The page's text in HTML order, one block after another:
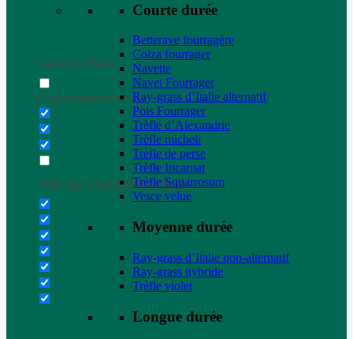
Generic filters
Exact matches only
Filter by Custom Post Type
Courte durée
Betterave fourragère
Colza fourrager
Navette
Navet Fourrager
Ray-grass d’Italie alternatif
Pois Fourrager
Trèfle d’Alexandrie
Trèfle micheli
Trèfle de perse
Trèfle Incarnat
Trèfle Squarrosum
Vesce velue
Moyenne durée
Ray-grass d’Italie non-alternatif
Ray-grass hybride
Trèfle violet
Longue durée